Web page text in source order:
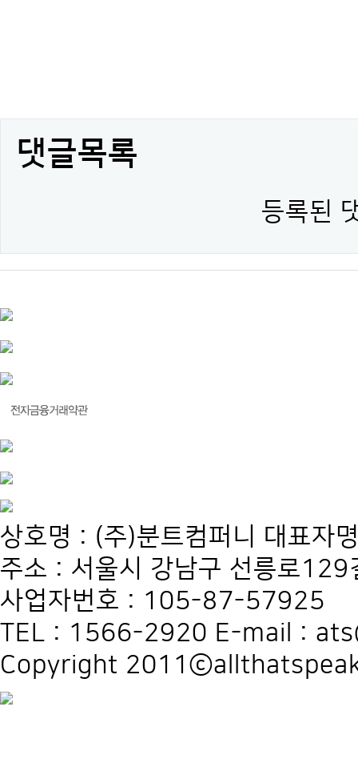
댓글목록
등록된
상호명 : (주)분트컴퍼니 대표자
주소 : 서울시 강남구 선릉로
사업자번호 : 105-87-57925
TEL : 1566-2920 E-mail :
Copyright